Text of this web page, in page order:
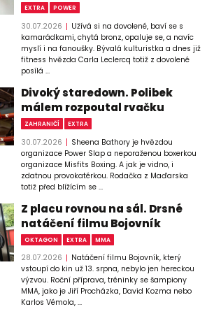
EXTRA POWER
30.07.2026
Užívá si na dovolené, baví se s
kamarádkami, chytá bronz, opaluje se, a navíc
myslí i na fanoušky. Bývalá kulturistka a dnes již
fitness hvězda Carla Leclercq totiž z dovolené
posílá ...
Divoký staredown. Polibek
málem rozpoutal rvačku
ZAHRANIČÍ EXTRA
30.07.2026
Sheena Bathory je hvězdou
organizace Power Slap a neporaženou boxerkou
organizace Misfits Boxing. A jak je vidno, i
zdatnou provokatérkou. Rodačka z Maďarska
totiž před blížícím se ...
Z placu rovnou na sál. Drsné
natáčení filmu Bojovník
OKTAGON EXTRA MMA
28.07.2026
Natáčení filmu Bojovník, který
vstoupí do kin už 13. srpna, nebylo jen hereckou
výzvou. Roční příprava, tréninky se šampiony
MMA, jako je Jiří Procházka, David Kozma nebo
Karlos Vémola, ...